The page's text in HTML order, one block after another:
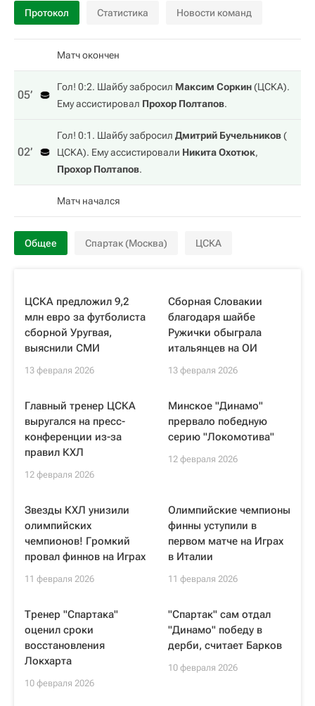
Протокол Статистика Новости команд
Матч окончен
05‎’‎
Гол! 0:2. Шайбу забросил Максим Соркин(ЦСКА).
Ему ассистировал Прохор Полтапов.
02‎’‎
Гол! 0:1. Шайбу забросил Дмитрий Бучельников(
ЦСКА). Ему ассистировали Никита Охотюк,
Прохор Полтапов.
Матч начался
Общее Спартак (Москва) ЦСКА
ЦСКА предложил 9,2
млн евро за футболиста
сборной Уругвая,
выяснили СМИ
13 февраля 2026
Сборная Словакии
благодаря шайбе
Ружички обыграла
итальянцев на ОИ
13 февраля 2026
Главный тренер ЦСКА
выругался на пресс-
конференции из-за
правил КХЛ
12 февраля 2026
Минское "Динамо"
прервало победную
серию "Локомотива"
12 февраля 2026
Звезды КХЛ унизили
олимпийских
чемпионов! Громкий
провал финнов на Играх
11 февраля 2026
Олимпийские чемпионы
финны уступили в
первом матче на Играх
в Италии
11 февраля 2026
Тренер "Спартака"
оценил сроки
восстановления
Локхарта
10 февраля 2026
"Спартак" сам отдал
"Динамо" победу в
дерби, считает Барков
10 февраля 2026